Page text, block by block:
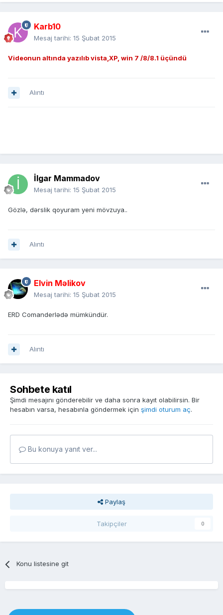
Karb10
Mesaj tarihi: 15 Şubat 2015
Videonun altında yazılıb vista,XP, win 7 /8/8.1 üçündü
Alıntı
İlgar Mammadov
Mesaj tarihi: 15 Şubat 2015
Gözlə, dərslik qoyuram yeni mövzuya..
Alıntı
Elvin Məlikov
Mesaj tarihi: 15 Şubat 2015
ERD Comanderlədə mümkündür.
Alıntı
Sohbete katıl
Şimdi mesajını gönderebilir ve daha sonra kayıt olabilirsin. Bir
hesabın varsa, hesabınla göndermek için şimdi oturum aç.
Bu konuya yanıt ver...
Paylaş
Takipçiler 0
Konu listesine git